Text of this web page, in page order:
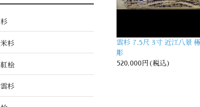
雲杉 7.5尺 3寸 近江八景
彫
520,000円(税込)
杉
米杉
紅桧
雲杉